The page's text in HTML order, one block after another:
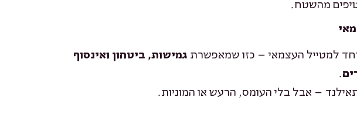
למטייל העצמאי – כזו שמאפשרת גמישות, ביטחון ואינסוף
.
– אבל בלי העומס, הרעש או המוניות.